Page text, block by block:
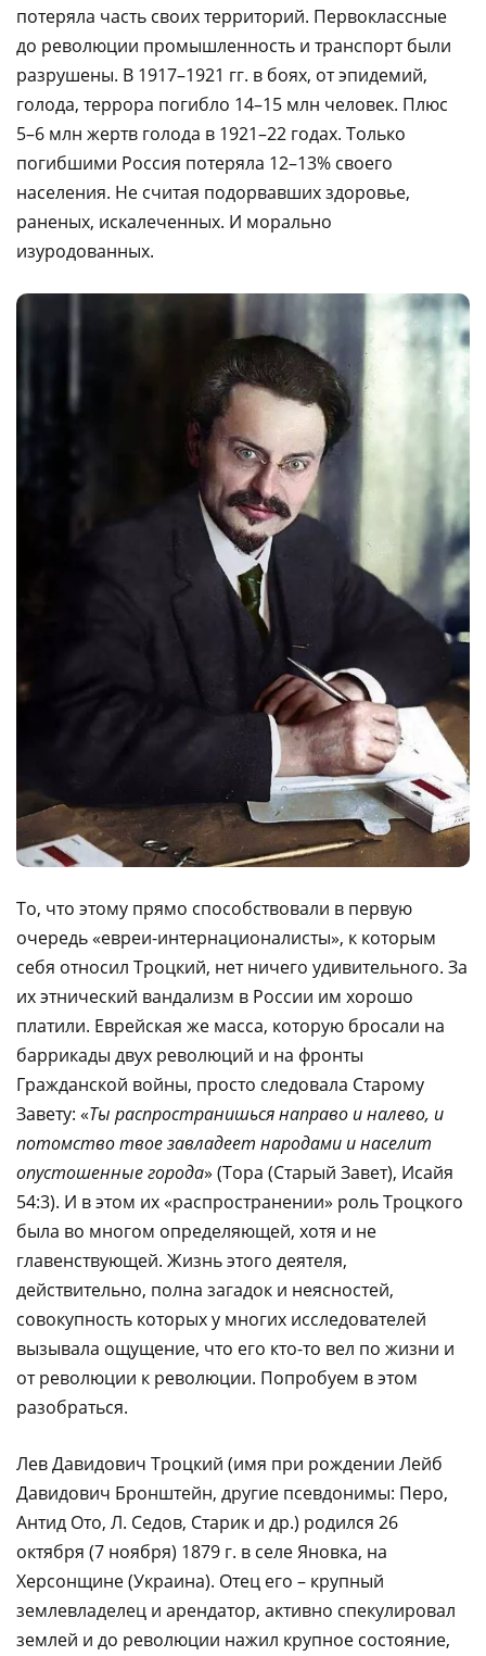
потеряла часть своих территорий. Первоклассные
до революции промышленность и транспорт были
разрушены. В 1917–1921 гг. в боях, от эпидемий,
голода, террора погибло 14–15 млн человек. Плюс
5–6 млн жертв голода в 1921–22 годах. Только
погибшими Россия потеряла 12–13% своего
населения. Не считая подорвавших здоровье,
раненых, искалеченных. И морально
изуродованных.
То, что этому прямо способствовали в первую
очередь «евреи-интернационалисты», к которым
себя относил Троцкий, нет ничего удивительного. За
их этнический вандализм в России им хорошо
платили. Еврейская же масса, которую бросали на
баррикады двух революций и на фронты
Гражданской войны, просто следовала Старому
Завету: «Ты распространишься направо и налево, и
потомство твое завладеет народами и населит
опустошенные города» (Тора (Старый Завет), Исайя
54:3). И в этом их «распространении» роль Троцкого
была во многом определяющей, хотя и не
главенствующей. Жизнь этого деятеля,
действительно, полна загадок и неясностей,
совокупность которых у многих исследователей
вызывала ощущение, что его кто-то вел по жизни и
от революции к революции. Попробуем в этом
разобраться.
Лев Давидович Троцкий (имя при рождении Лейб
Давидович Бронштейн, другие псевдонимы: Перо,
Антид Ото, Л. Седов, Старик и др.) родился 26
октября (7 ноября) 1879 г. в селе Яновка, на
Херсонщине (Украина). Отец его – крупный
землевладелец и арендатор, активно спекулировал
землей и до революции нажил крупное состояние,